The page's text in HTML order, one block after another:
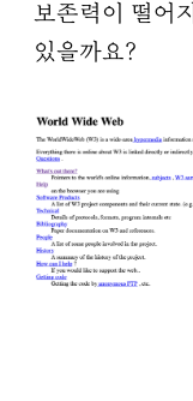
보존력이 떨어
있을까요?